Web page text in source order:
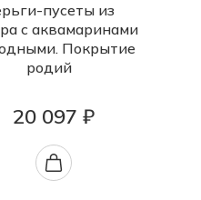
пусеты из
с аквамаринами
Покрытие
родий
20 097 ₽